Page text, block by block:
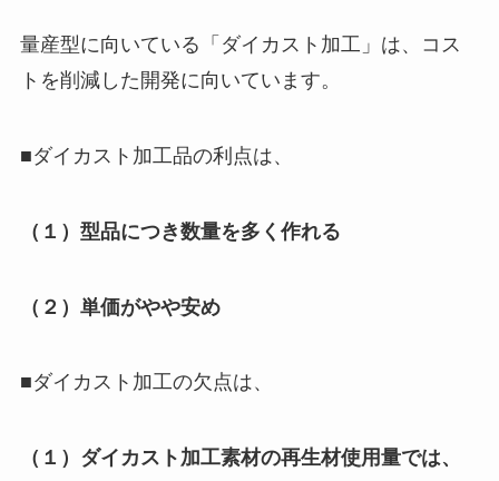
量産型に向いている「ダイカスト加工」は、コス
トを削減した開発に向いています。
■ダイカスト加工品の利点は、
（１）型品につき数量を多く作れる
（２）単価がやや安め
■ダイカスト加工の欠点は、
（１）ダイカスト加工素材の再生材使用量では、